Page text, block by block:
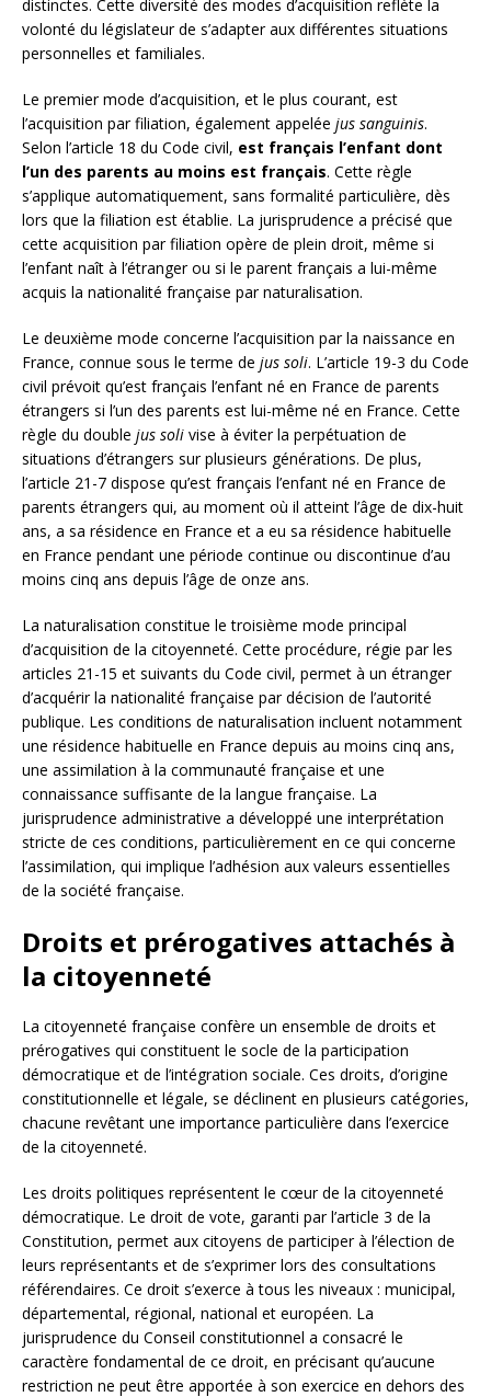
distinctes. Cette diversité des modes d’acquisition reflète la
volonté du législateur de s’adapter aux différentes situations
personnelles et familiales.
Le premier mode d’acquisition, et le plus courant, est
l’acquisition par filiation, également appelée jus sanguinis.
Selon l’article 18 du Code civil, est français l’enfant dont
l’un des parents au moins est français. Cette règle
s’applique automatiquement, sans formalité particulière, dès
lors que la filiation est établie. La jurisprudence a précisé que
cette acquisition par filiation opère de plein droit, même si
l’enfant naît à l’étranger ou si le parent français a lui-même
acquis la nationalité française par naturalisation.
Le deuxième mode concerne l’acquisition par la naissance en
France, connue sous le terme de jus soli. L’article 19-3 du Code
civil prévoit qu’est français l’enfant né en France de parents
étrangers si l’un des parents est lui-même né en France. Cette
règle du double jus soli vise à éviter la perpétuation de
situations d’étrangers sur plusieurs générations. De plus,
l’article 21-7 dispose qu’est français l’enfant né en France de
parents étrangers qui, au moment où il atteint l’âge de dix-huit
ans, a sa résidence en France et a eu sa résidence habituelle
en France pendant une période continue ou discontinue d’au
moins cinq ans depuis l’âge de onze ans.
La naturalisation constitue le troisième mode principal
d’acquisition de la citoyenneté. Cette procédure, régie par les
articles 21-15 et suivants du Code civil, permet à un étranger
d’acquérir la nationalité française par décision de l’autorité
publique. Les conditions de naturalisation incluent notamment
une résidence habituelle en France depuis au moins cinq ans,
une assimilation à la communauté française et une
connaissance suffisante de la langue française. La
jurisprudence administrative a développé une interprétation
stricte de ces conditions, particulièrement en ce qui concerne
l’assimilation, qui implique l’adhésion aux valeurs essentielles
de la société française.
Droits et prérogatives attachés à
la citoyenneté
La citoyenneté française confère un ensemble de droits et
prérogatives qui constituent le socle de la participation
démocratique et de l’intégration sociale. Ces droits, d’origine
constitutionnelle et légale, se déclinent en plusieurs catégories,
chacune revêtant une importance particulière dans l’exercice
de la citoyenneté.
Les droits politiques représentent le cœur de la citoyenneté
démocratique. Le droit de vote, garanti par l’article 3 de la
Constitution, permet aux citoyens de participer à l’élection de
leurs représentants et de s’exprimer lors des consultations
référendaires. Ce droit s’exerce à tous les niveaux : municipal,
départemental, régional, national et européen. La
jurisprudence du Conseil constitutionnel a consacré le
caractère fondamental de ce droit, en précisant qu’aucune
restriction ne peut être apportée à son exercice en dehors des